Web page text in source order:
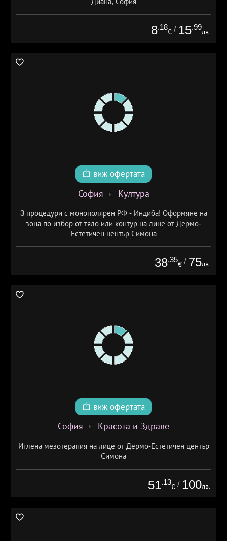
8.18
€ / 15.99
лв.
виж офертата
София Култура
3 процедури с монополярен РФ - Индиба! Оформяне на
зона по избор от тяло или контур на лице от Дермо-
Естетичен център Симона
38.35
€ / 75лв.
виж офертата
София Красота и Здраве
Иглена мезотерапия на лице от Дермо-Естетичен център
Симона
51.13
€ / 100лв.